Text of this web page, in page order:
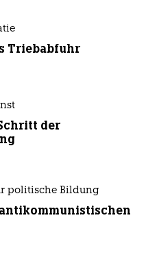
Triebabfuhr
der
politische Bildung